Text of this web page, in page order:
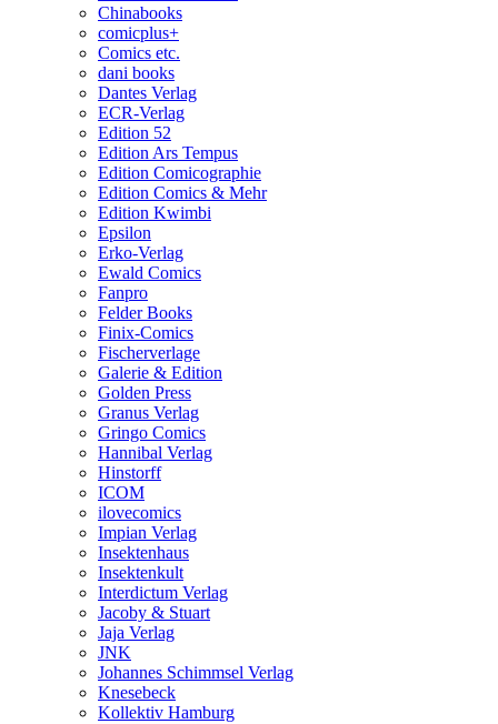
Chinabooks
comicplus+
Comics etc.
dani books
Dantes Verlag
ECR-Verlag
Edition 52
Edition Ars Tempus
Edition Comicographie
Edition Comics & Mehr
Edition Kwimbi
Epsilon
Erko-Verlag
Ewald Comics
Fanpro
Felder Books
Finix-Comics
Fischerverlage
Galerie & Edition
Golden Press
Granus Verlag
Gringo Comics
Hannibal Verlag
Hinstorff
ICOM
ilovecomics
Impian Verlag
Insektenhaus
Insektenkult
Interdictum Verlag
Jacoby & Stuart
Jaja Verlag
JNK
Johannes Schimmsel Verlag
Knesebeck
Kollektiv Hamburg